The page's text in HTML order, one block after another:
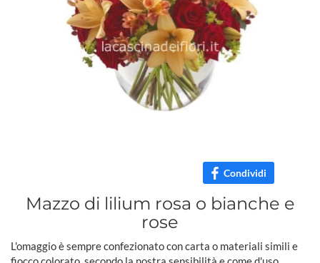
Condividi
Mazzo di lilium rosa o bianche e
rose
L'omaggio è sempre confezionato con carta o materiali simili e